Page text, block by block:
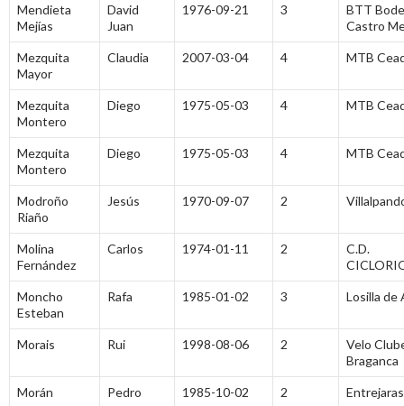
Mendieta
Mejías
David
Juan
1976-09-21 3
BTT
Castro
Mezquita
Mayor
Claudia 2007-03-04 4 MTB
Mezquita
Montero
Diego 1975-05-03 4 MTB
Mezquita
Montero
Diego 1975-05-03 4 MTB
Modroño
Riaño
Jesús 1970-09-07 2
Molina
Fernández
Carlos 1974-01-11 2
C.D.
Moncho
Esteban
Rafa 1985-01-02 3 Losilla de
Morais Rui 1998-08-06 2
Velo
Braganca
Morán Pedro 1985-10-02 2 Entrejaras